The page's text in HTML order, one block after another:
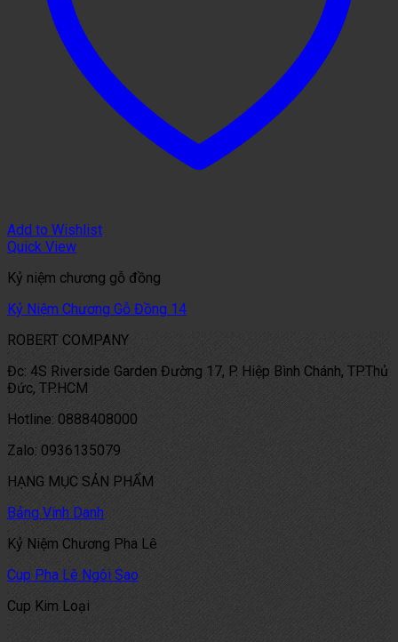
Add to Wishlist
Quick View
Kỷ niệm chương gỗ đồng
Kỷ Niệm Chương Gỗ Đồng 14
ROBERT COMPANY
Đc: 4S Riverside Garden Đường 17, P. Hiệp Bình Chánh, TP.Thủ
Đức, TP.HCM
Hotline: 0888408000
Zalo: 0936135079
HẠNG MỤC SẢN PHẨM
Bảng Vinh Danh
Kỷ Niệm Chương Pha Lê
Cup Pha Lê Ngôi Sao
Cup Kim Loại